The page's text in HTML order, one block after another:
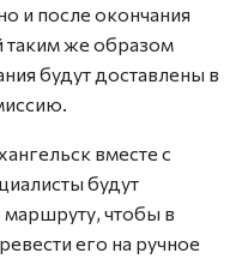
и после окончания
таким же образом
будут доставлены в
вместе с
будут
маршруту, чтобы в
его на ручное